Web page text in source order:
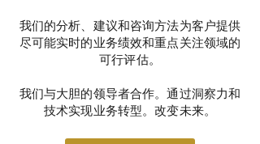
我们的分析、建议和咨询方法为客户提供
尽可能实时的业务绩效和重点关注领域的
可行评估。
我们与大胆的领导者合作。通过洞察力和
技术实现业务转型。改变未来。